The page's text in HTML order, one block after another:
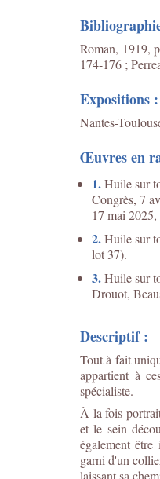
Roman, 1919,
174-176 ;
Expositions :
Nantes-
Œuvres en
1.Huile sur
Congrès, 7
17 mai
2.Huile sur
lot 37).
3.Huile sur
Drouot,
Descriptif :
Tout à fait
appartient à
spécialiste.
À la fois
et le sein
également
garni d'un
laissant sa